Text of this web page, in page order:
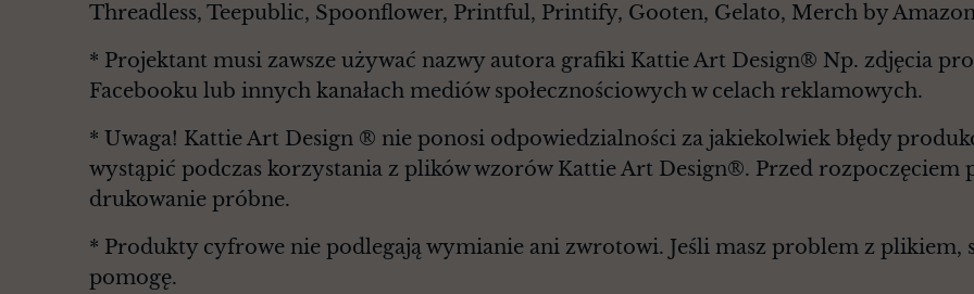
Threadless, Teepublic, Spoonflower, Printful, Printify, Gooten, Gelato, Merch by
* Projektant musi zawsze używać nazwy autora grafiki Kattie Art Design® Np. zdjęcia
Facebooku lub innych kanałach mediów społecznościowych w celach reklamowych.
* Uwaga! Kattie Art Design ® nie ponosi odpowiedzialności za jakiekolwiek błędy
wystąpić podczas korzystania z plików wzorów Kattie Art Design®. Przed rozpoczęciem
drukowanie próbne.
* Produkty cyfrowe nie podlegają wymianie ani zwrotowi. Jeśli masz problem z plikiem,
pomogę.